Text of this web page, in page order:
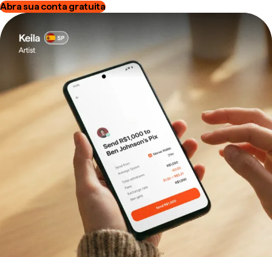
Abra sua conta gratuita